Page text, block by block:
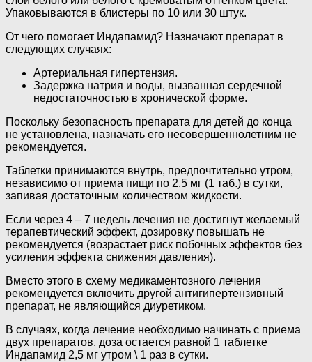
Упаковываются в блистеры по 10 или 30 штук.
От чего помогает Индапамид? Назначают препарат в
следующих случаях:
Артериальная гипертензия.
Задержка натрия и воды, вызванная сердечной
недостаточностью в хронической форме.
Поскольку безопасность препарата для детей до конца
не установлена, назначать его несовершеннолетним не
рекомендуется.
Таблетки принимаются внутрь, предпочтительно утром,
независимо от приема пищи по 2,5 мг (1 таб.) в сутки,
запивая достаточным количеством жидкости.
Если через 4 – 7 недель лечения не достигнут желаемый
терапевтический эффект, дозировку повышать не
рекомендуется (возрастает риск побочных эффектов без
усиления эффекта снижения давления).
Вместо этого в схему медикаментозного лечения
рекомендуется включить другой антигипертензивный
препарат, не являющийся диуретиком.
В случаях, когда лечение необходимо начинать с приема
двух препаратов, доза остается равной 1 таблетке
Индапамид 2,5 мг утром \ 1 раз в сутки.